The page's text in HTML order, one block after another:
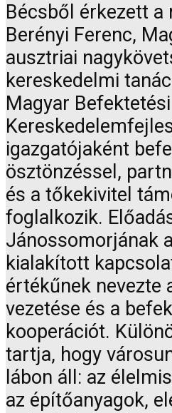
Bécsből érkezett a
Berényi Ferenc,
ausztriai
kereskedelmi
Magyar
igazgatójaként
ösztönzéssel,
és a tőkekivitel
foglalkozik.
Jánossomorjának
kialakított
értékűnek nevezte
vezetése és a
kooperációt.
tartja, hogy
lábon áll: az
az építőanyagok,